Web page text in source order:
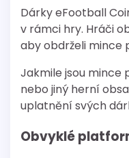
Dárky eFootball
v rámci hry. Hráči
aby obdrželi mince
Jakmile jsou mince
nebo jiný herní
uplatnění svých
Obvyklé